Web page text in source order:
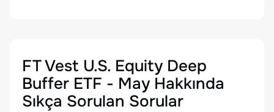
FT Vest U.S. Equity Deep
Buffer ETF - May Hakkında
Sıkça Sorulan Sorular